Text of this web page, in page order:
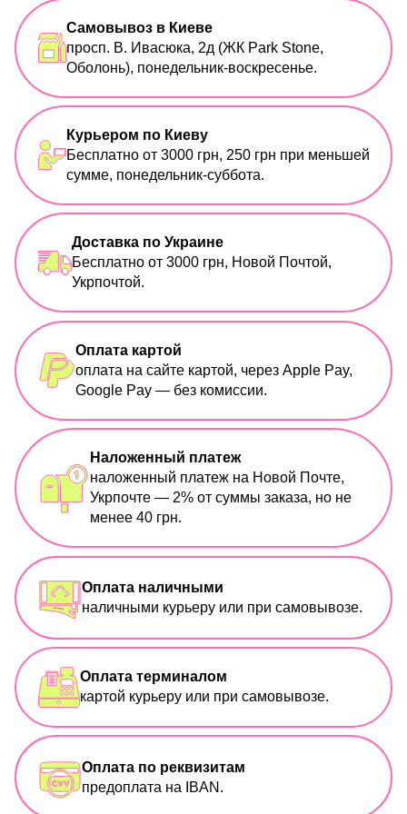
Самовывоз в Киеве
просп. В. Ивасюка, 2д (ЖК Park Stone,
Оболонь), понедельник-воскресенье.
Курьером по Киеву
Бесплатно от 3000 грн, 250 грн при меньшей
сумме, понедельник-суббота.
Доставка по Украине
Бесплатно от 3000 грн, Новой Почтой,
Укрпочтой.
Оплата картой
оплата на сайте картой, через Apple Pay,
Google Pay — без комиссии.
Наложенный платеж
наложенный платеж на Новой Почте,
Укрпочте — 2% от суммы заказа, но не
менее 40 грн.
Оплата наличными
наличными курьеру или при самовывозе.
Оплата терминалом
картой курьеру или при самовывозе.
Оплата по реквизитам
предоплата на IBAN.